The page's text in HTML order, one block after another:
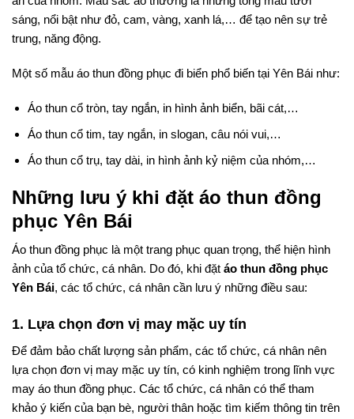
sáng, nổi bật như đỏ, cam, vàng, xanh lá,… để tạo nên sự trẻ
trung, năng động.
Một số mẫu áo thun đồng phục đi biển phổ biến tại Yên Bái như:
Áo thun cổ tròn, tay ngắn, in hình ảnh biển, bãi cát,…
Áo thun cổ tim, tay ngắn, in slogan, câu nói vui,…
Áo thun cổ trụ, tay dài, in hình ảnh kỷ niệm của nhóm,…
Những lưu ý khi đặt áo thun đồng
phục Yên Bái
Áo thun đồng phục là một trang phục quan trọng, thể hiện hình
ảnh của tổ chức, cá nhân. Do đó, khi đặt áo thun đồng phục
Yên Bái, các tổ chức, cá nhân cần lưu ý những điều sau:
1. Lựa chọn đơn vị may mặc uy tín
Để đảm bảo chất lượng sản phẩm, các tổ chức, cá nhân nên
lựa chọn đơn vị may mặc uy tín, có kinh nghiệm trong lĩnh vực
may áo thun đồng phục. Các tổ chức, cá nhân có thể tham
khảo ý kiến của bạn bè, người thân hoặc tìm kiếm thông tin trên